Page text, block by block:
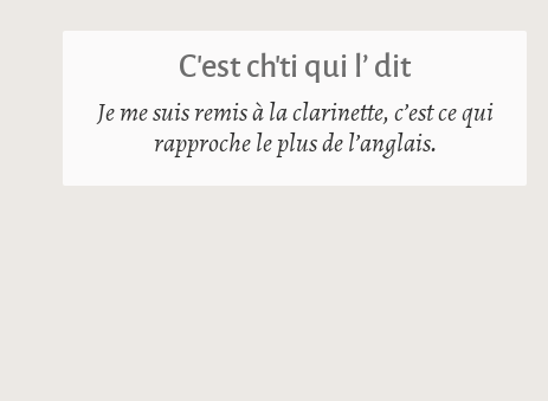
C’est ch’ti qui l’ dit
Je me suis remis à la clarinette, c’est ce qui
rapproche le plus de l’anglais.